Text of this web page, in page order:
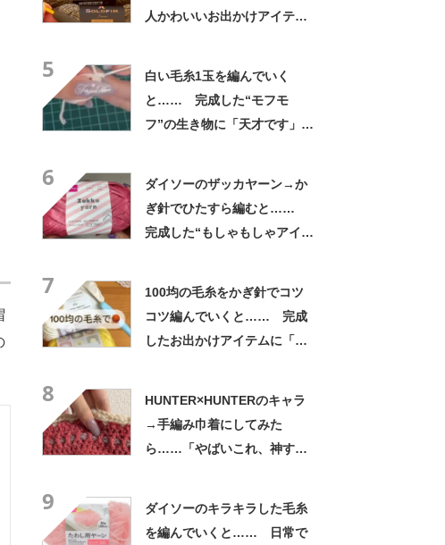
人かわいいお出かけアイテム
5
白い毛糸1玉を編んでいく
と…… 完成した“モフモ
フ”の生き物に「天才です」
6
ダイソーのザッカヤーン→か
ぎ針でひたすら編むと……
完成した“もしゃもしゃアイテ
7
100均の毛糸をかぎ針でコツ
コツ編んでいくと…… 完成
したお出かけアイテムに「天
8
HUNTER×HUNTERのキャラ
→手編み巾着にしてみた
ら……「やばいこれ、神すぎ
9
ダイソーのキラキラした毛糸
を編んでいくと…… 日常で